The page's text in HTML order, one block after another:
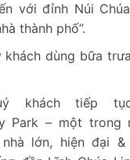
với đỉnh Núi
thành phố”.
khách dùng bữa
khách tiếp
Park – một trong
lớn, hiện đại &